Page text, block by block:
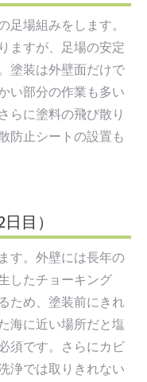
足場組みをします。
ますが、足場の安定
塗装は外壁面だけで
い部分の作業も多い
らに塗料の飛び散り
防止シートの設置も
目）
す。外壁には長年の
したチョーキング
ため、塗装前にきれ
海に近い場所だと塩
須です。さらにカビ
浄では取りきれない